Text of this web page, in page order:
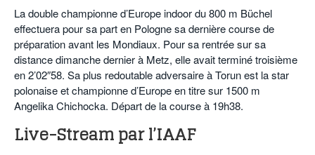
La double championne d’Europe indoor du 800 m Büchel
effectuera pour sa part en Pologne sa dernière course de
préparation avant les Mondiaux. Pour sa rentrée sur sa
distance dimanche dernier à Metz, elle avait terminé troisième
en 2’02″58. Sa plus redoutable adversaire à Torun est la star
polonaise et championne d’Europe en titre sur 1500 m
Angelika Chichocka. Départ de la course à 19h38.
Live-Stream par l’IAAF